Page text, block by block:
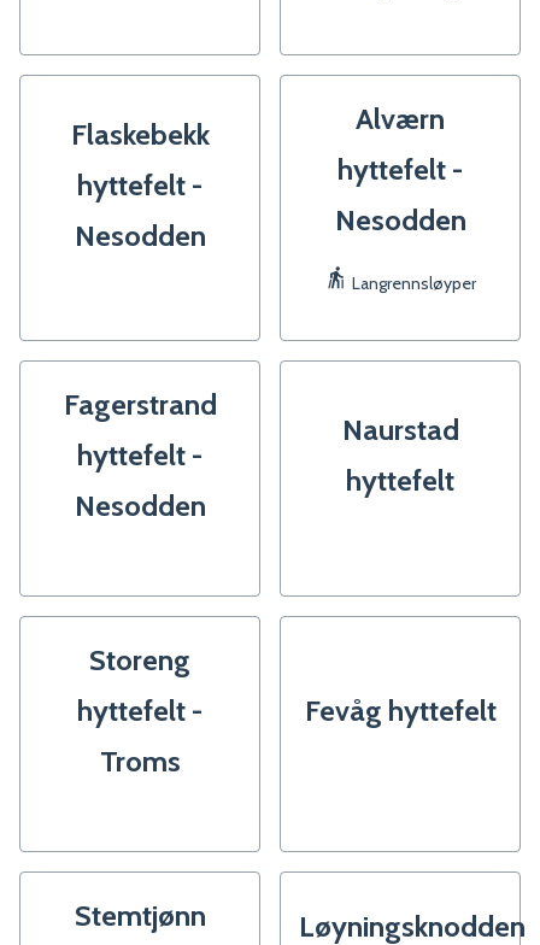
Flaskebekk
hyttefelt -
Nesodden
Alværn
hyttefelt -
Nesodden
Langrennsløyper
Fagerstrand
hyttefelt -
Nesodden
Naurstad
hyttefelt
Storeng
hyttefelt -
Troms
Fevåg hyttefelt
Stemtjønn
Løyningsknodden